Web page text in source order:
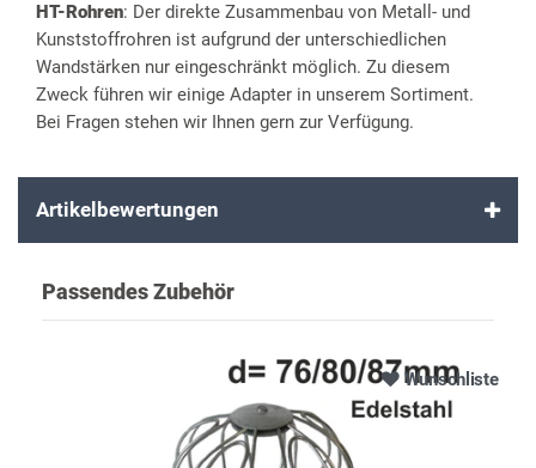
HT-Rohren: Der direkte Zusammenbau von Metall- und
Kunststoffrohren ist aufgrund der unterschiedlichen
Wandstärken nur eingeschränkt möglich. Zu diesem
Zweck führen wir einige Adapter in unserem Sortiment.
Bei Fragen stehen wir Ihnen gern zur Verfügung.
Artikelbewertungen
Passendes Zubehör
Wunschliste